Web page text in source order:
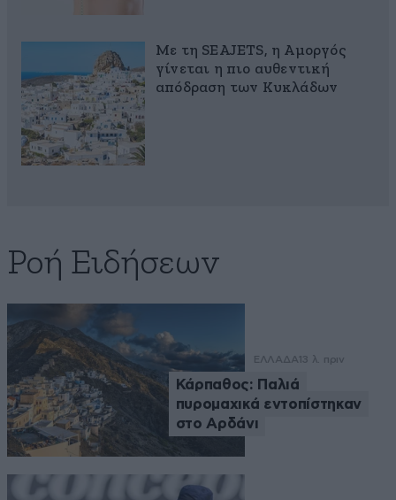
Με τη SEAJETS, η Αμοργός
γίνεται η πιο αυθεντική
απόδραση των Κυκλάδων
Ροή Ειδήσεων
ΕΛΛΑΔΑ 13 λ. πριν
Κάρπαθος: Παλιά
πυρομαχικά εντοπίστηκαν
στο Αρδάνι